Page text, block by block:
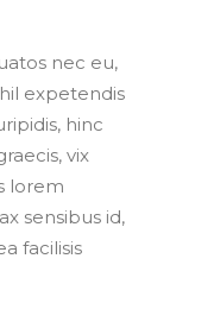
nec eu,
expetendis
hinc
vix
lorem
sensibus id,
facilisis